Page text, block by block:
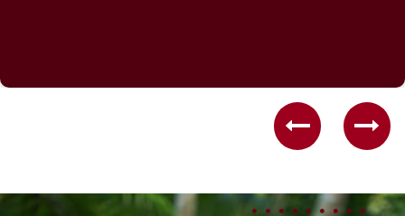
Previous